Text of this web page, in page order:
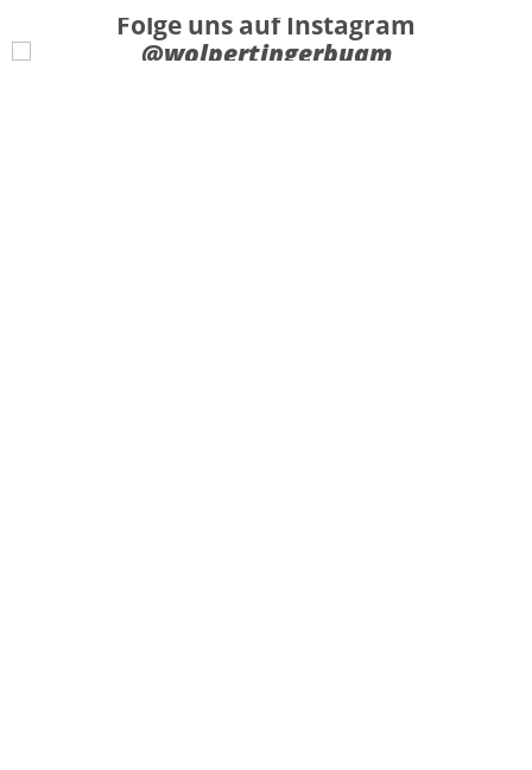
Folge uns auf Instagram
@wolpertingerbuam